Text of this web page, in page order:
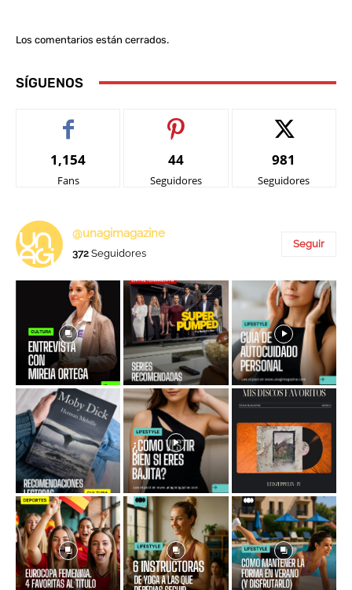
Los comentarios están cerrados.
SÍGUENOS
1,154
Fans
44
Seguidores
981
Seguidores
@unagimagazine
372 Seguidores
Seguir